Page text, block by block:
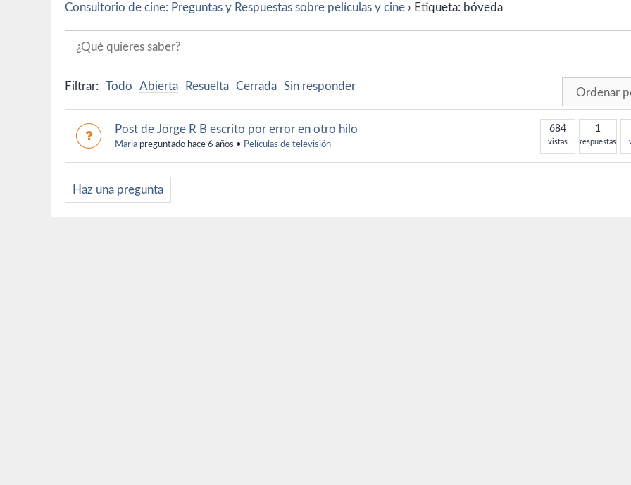
Consultorio de cine: Preguntas y Respuestas sobre películas y cine › Etiqueta: bóveda
Filtrar: Todo Abierta Resuelta Cerrada Sin responder
Post de Jorge R B escrito por error en otro hilo
Maria preguntado hace 6 años • Películas de televisión
684
vistas
1
respuestas
Haz una pregunta